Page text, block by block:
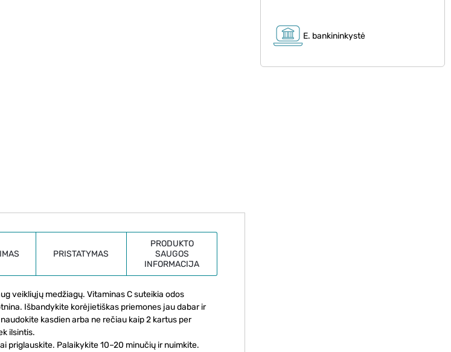
E. bankininkystė
PRISTATYMAS
PRODUKTO
SAUGOS
INFORMACIJA
veikliųjų medžiagų. Vitaminas C suteikia odos
Išbandykite korėjietiškas priemones jau dabar ir
kasdien arba ne rečiau kaip 2 kartus per
ilsintis.
priglauskite. Palaikykite 10–20 minučių ir nuimkite.